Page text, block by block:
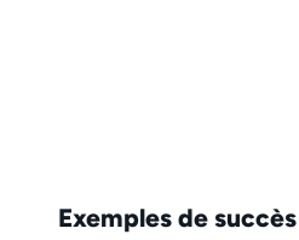
Exemples de succès